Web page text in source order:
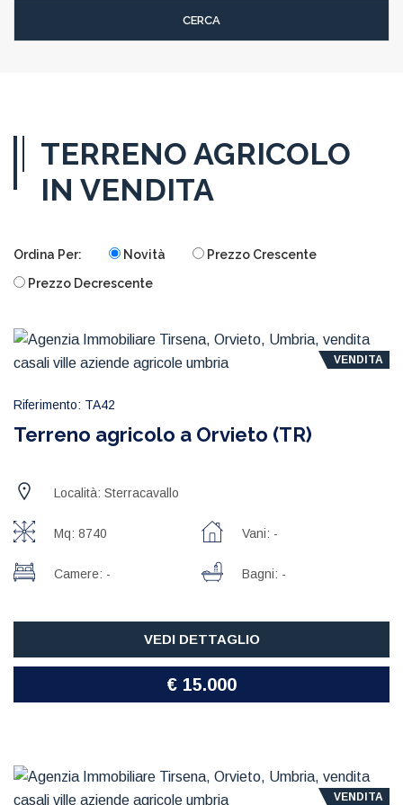
TERRENO AGRICOLO
IN VENDITA
Ordina Per: Novità
Prezzo Crescente
Prezzo Decrescente
VENDITA
Riferimento: TA42
Terreno agricolo a Orvieto (TR)
Località: Sterracavallo
Mq: 8740 Vani: -
Camere: - Bagni: -
VEDI DETTAGLIO
€ 15.000
VENDITA